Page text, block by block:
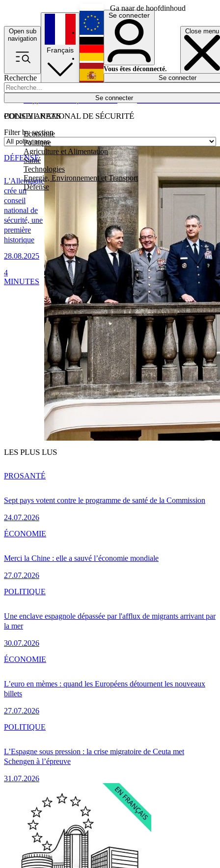
Ga naar de hoofdinhoud
Open sub
navigation
Close menu
Recherche
Se connecter
POLICY AREAS
Economie
Politique
Agriculture et Alimentation
Santé
Technologies
Energie, Environnement et Transport
Défense
Économie
Français
English
Deutsch
Español
Se connecter
Vous êtes déconnecté.
Se connecter
CONSEIL NATIONAL DE SÉCURITÉ
Filter by section
L'Allemagne
crée un
conseil
national de
sécurité, une
première
historique
28.08.2025
DÉFENSE
4
MINUTES
LES PLUS LUS
Sept pays votent contre le programme de santé de la Commission
24.07.2026
PROSANTÉ
Merci la Chine : elle a sauvé l’économie mondiale
27.07.2026
ÉCONOMIE
Une enclave espagnole dépassée par l'afflux de migrants arrivant par
la mer
30.07.2026
POLITIQUE
L’euro en mèmes : quand les Européens détournent les nouveaux
billets
27.07.2026
ÉCONOMIE
L’Espagne sous pression : la crise migratoire de Ceuta met
Schengen à l’épreuve
31.07.2026
POLITIQUE